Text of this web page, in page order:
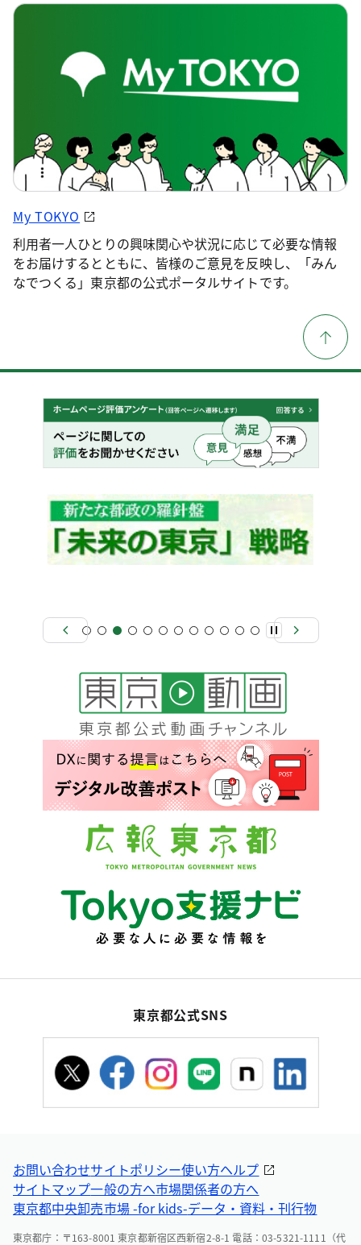
My TOKYO
利用者一人ひとりの興味関心や状況に応じて必要な情報
をお届けするとともに、皆様のご意見を反映し、「みん
なでつくる」東京都の公式ポータルサイトです。
東京都公式SNS
お問い合わせサイトポリシー使い方ヘルプ
サイトマップ一般の方へ市場関係者の方へ
東京都中央卸売市場 -for kids-データ・資料・刊行物
東京都庁：〒163-8001 東京都新宿区西新宿2-8-1 電話：03-5321-1111（代